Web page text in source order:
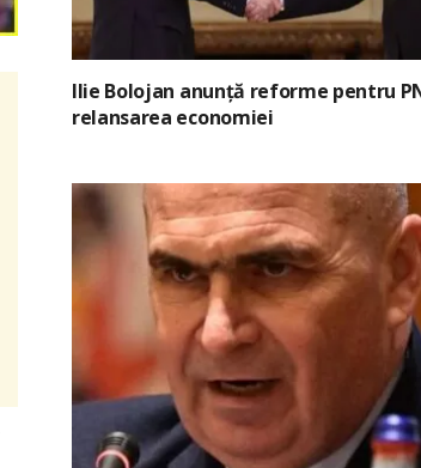
Ilie Bolojan anunță reforme pentru
relansarea economiei